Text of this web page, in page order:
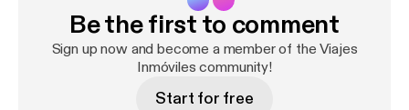
om/show/6hLPiKSZFtaigMvddsCSxR?si=ee8da4
dc8cbe4614
Be the first to comment
Sign up now and become a member of the Viajes
Inmóviles community!
Start for free